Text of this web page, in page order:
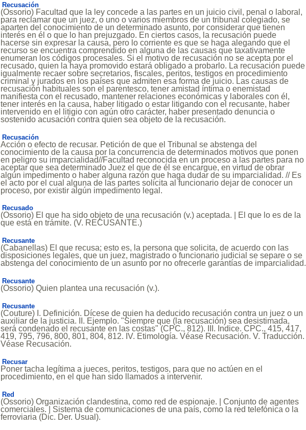
Recusación
(Ossorio) Facultad que la ley concede a las partes en un juicio civil, penal o laboral,
para reclamar que un juez, o uno o varios miembros de un tribunal colegiado, se
aparten del conocimiento de un determinado asunto, por considerar que tienen
interés en él o que lo han prejuzgado. En ciertos casos, la recusación puede
hacerse sin expresar la causa, pero lo corriente es que se haga alegando que el
recurso se encuentra comprendido en alguna de las causas que taxativamente
enumeran los códigos procesales. Si el motivo de recusación no se acepta por el
recusado, quien la haya promovido estará obligado a probarlo. La recusación puede
igualmente recaer sobre secretarios, fiscales, peritos, testigos en procedimiento
criminal y jurados en los países que admiten esa forma de juicio. Las causas de
recusación habituales son el parentesco, tener amistad íntima o enemistad
manifiesta con el recusado, mantener relaciones económicas y laborales con él,
tener interés en la causa, haber litigado o estar litigando con el recusante, haber
intervenido en el litigio con agún otro carácter, haber presentado denuncia o
sostenido acusación contra quien sea objeto de la recusación.
Recusación
Acción o efecto de recusar. Petición de que el Tribunal se abstenga del
conocimiento de la causa por la concurrencia de determinados motivos que ponen
en peligro su imparcialidad//Facultad reconocida en un proceso a las partes para no
aceptar que sea determinado Juez el que de él se encargue, en virtud de obrar
algún impedimento o haber alguna razón que haga dudar de su imparcialidad. // Es
el acto por el cual alguna de las partes solicita al funcionario dejar de conocer un
proceso, por existir algún impedimento legal.
Recusado
(Ossorio) El que ha sido objeto de una recusación (v.) aceptada. | El que lo es de la
que está en trámite. (V. RECUSANTE.)
Recusante
(Cabanellas) El que recusa; esto es, la persona que solicita, de acuerdo con las
disposiciones legales, que un juez, magistrado o funcionario judicial se separe o se
abstenga del conocimiento de un asunto por no ofrecerle garantías de imparcialidad.
Recusante
(Ossorio) Quien plantea una recusación (v.).
Recusante
(Couture) I. Definición. Dícese de quien ha deducido recusación contra un juez o un
auxiliar de la justicia. II. Ejemplo. "Siempre que (la recusación) sea desistimada,
será condenado el recusante en las costas" (CPC., 812). III. Indice. CPC., 415, 417,
419, 795, 796, 800, 801, 804, 812. IV. Etimología. Véase Recusación. V. Traducción.
Véase Recusación.
Recusar
Poner tacha legítima a jueces, peritos, testigos, para que no actúen en el
procedimiento, en el que han sido llamados a intervenir.
Red
(Ossorio) Organización clandestina, como red de espionaje. | Conjunto de agentes
comerciales. | Sistema de comunicaciones de una país, como la red telefónica o la
ferroviaria (Dic. Der. Usual).